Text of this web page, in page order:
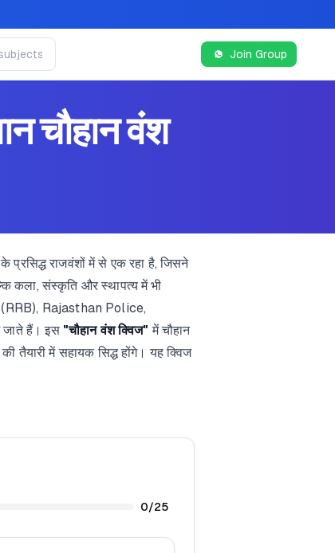
Join Group
चौहान वंश
प्रसिद्ध राजवंशों में से एक रहा है, जिसने
कला, संस्कृति और स्थापत्य में भी
(RRB), Rajasthan Police,
जाते हैं। इस "चौहान वंश क्विज" में चौहान
तैयारी में सहायक सिद्ध होंगे। यह क्विज
0/25